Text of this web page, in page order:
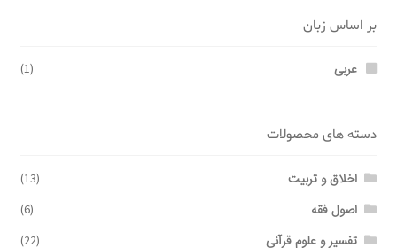
بر اساس زبان
عربی (1)
دسته های محصولات
اخلاق و تربیت (13)
اصول فقه (6)
تفسیر و علوم قرآنی (22)